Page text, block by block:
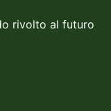
rivolto al futuro